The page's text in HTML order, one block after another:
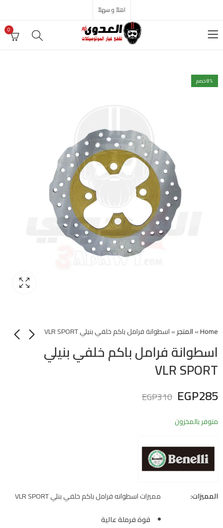
اهلاً و سهلاً
0
8% خصم
Home
»المتجر»اسطوانة فرامل باكم خلفي بنيلي VLR SPORT
اسطوانة فرامل باكم خلفي بنيلي
VLR SPORT
EGP285
EGP310
متوفر بالمخزون
المميزات:
مميزات اسطوانه فرامل باكم خلفي بنلي VLR SPORT
قوة فرملة عالية